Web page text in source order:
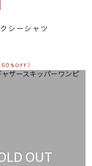
シーシャツ
60%OFF）
OUT